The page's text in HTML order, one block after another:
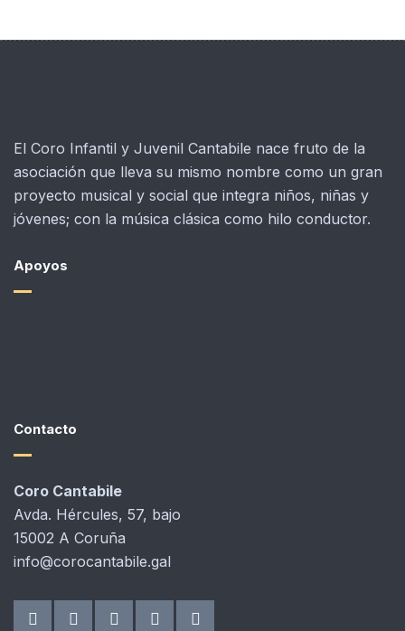
El Coro Infantil y Juvenil Cantabile nace fruto de la
asociación que lleva su mismo nombre como un gran
proyecto musical y social que integra niños, niñas y
jóvenes; con la música clásica como hilo conductor.
Apoyos
Contacto
Coro Cantabile
Avda. Hércules, 57, bajo
15002 A Coruña
info@corocantabile.gal